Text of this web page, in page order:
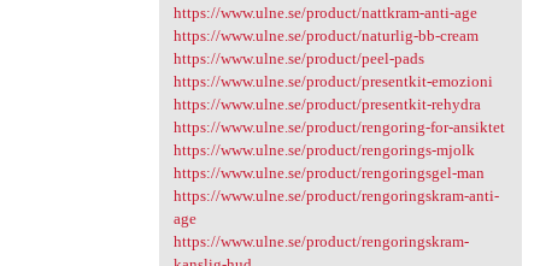
https://www.ulne.se/product/nattkram-anti-age
https://www.ulne.se/product/naturlig-bb-cream
https://www.ulne.se/product/peel-pads
https://www.ulne.se/product/presentkit-emozioni
https://www.ulne.se/product/presentkit-rehydra
https://www.ulne.se/product/rengoring-for-ansiktet
https://www.ulne.se/product/rengorings-mjolk
https://www.ulne.se/product/rengoringsgel-man
https://www.ulne.se/product/rengoringskram-anti-
age
https://www.ulne.se/product/rengoringskram-